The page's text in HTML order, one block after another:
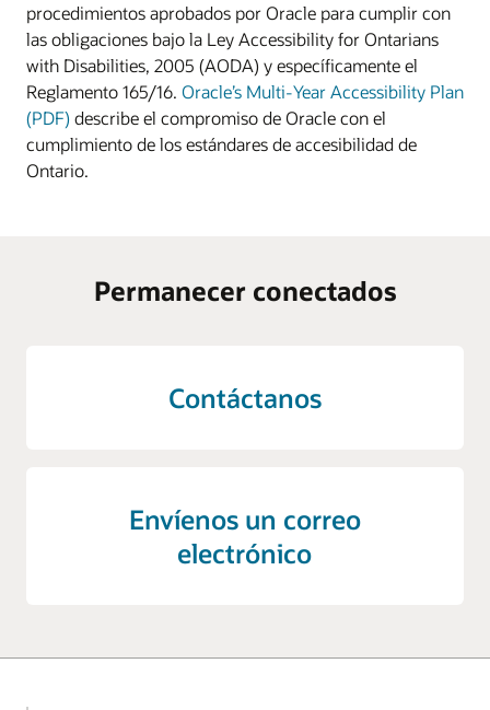
procedimientos aprobados por Oracle para cumplir con
las obligaciones bajo la Ley Accessibility for Ontarians
with Disabilities, 2005 (AODA) y específicamente el
Reglamento 165/16. Oracle’s Multi-Year Accessibility Plan
(PDF)describe el compromiso de Oracle con el
cumplimiento de los estándares de accesibilidad de
Ontario.
Permanecer conectados
Contáctanos
Envíenos un correo
electrónico